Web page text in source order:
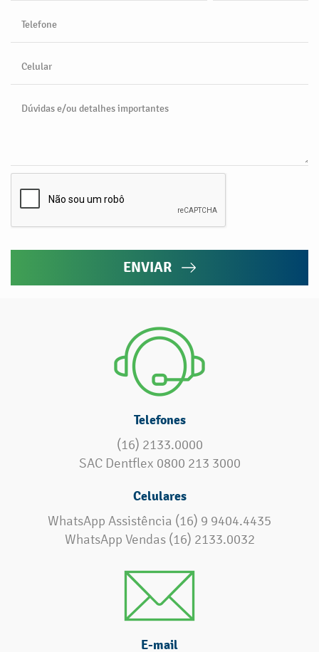
Telefone
Celular
Dúvidas e/ou detalhes importantes
ENVIAR
Telefones
(16) 2133.0000
SAC Dentflex 0800 213 3000
Celulares
WhatsApp Assistência (16) 9 9404.4435
WhatsApp Vendas (16) 2133.0032
E-mail